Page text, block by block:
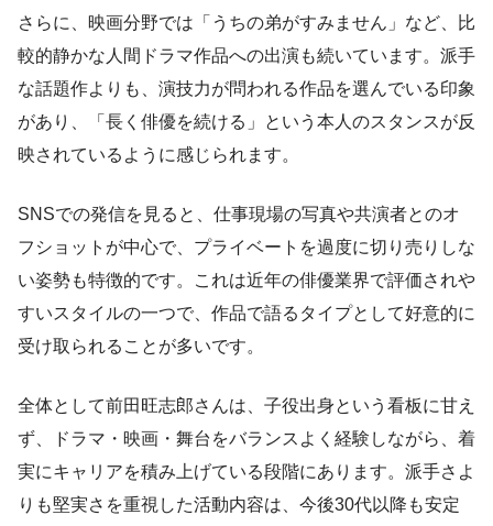
さらに、映画分野では「うちの弟がすみません」など、比
較的静かな人間ドラマ作品への出演も続いています。派手
な話題作よりも、演技力が問われる作品を選んでいる印象
があり、「長く俳優を続ける」という本人のスタンスが反
映されているように感じられます。
SNSでの発信を見ると、仕事現場の写真や共演者とのオ
フショットが中心で、プライベートを過度に切り売りしな
い姿勢も特徴的です。これは近年の俳優業界で評価されや
すいスタイルの一つで、作品で語るタイプとして好意的に
受け取られることが多いです。
全体として前田旺志郎さんは、子役出身という看板に甘え
ず、ドラマ・映画・舞台をバランスよく経験しながら、着
実にキャリアを積み上げている段階にあります。派手さよ
りも堅実さを重視した活動内容は、今後30代以降も安定